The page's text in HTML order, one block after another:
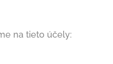
na tieto účely: